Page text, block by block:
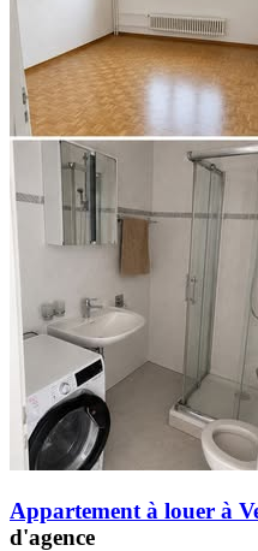
Appartement à louer à
d'agence